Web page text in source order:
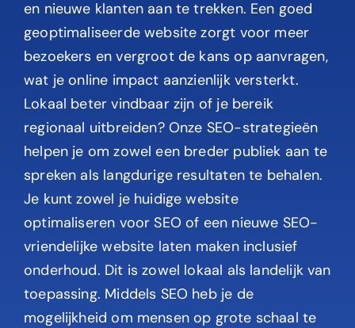
en nieuwe klanten aan te trekken. Een goed
geoptimaliseerde website zorgt voor meer
bezoekers en vergroot de kans op aanvragen,
wat je online impact aanzienlijk versterkt.
Lokaal beter vindbaar zijn of je bereik
regionaal uitbreiden? Onze SEO-strategieën
helpen je om zowel een breder publiek aan te
spreken als langdurige resultaten te behalen.
Je kunt zowel je huidige website
optimaliseren voor SEO of een nieuwe SEO-
vriendelijkewebsite laten makeninclusief
onderhoud. Dit is zowel lokaal als landelijk van
toepassing. Middels SEO heb je de
mogelijkheid om mensen op grote schaal te